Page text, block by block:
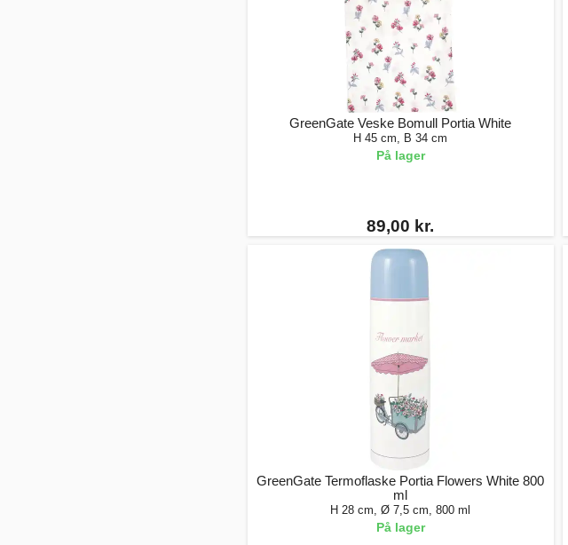
GreenGate Veske Bomull Portia White
H 45 cm, B 34 cm
På lager
89,00 kr.
GreenGate Termoflaske Portia Flowers White 800
ml
H 28 cm, Ø 7,5 cm, 800 ml
På lager